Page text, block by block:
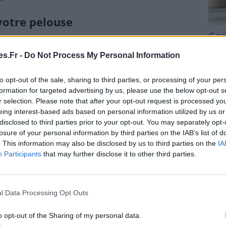
- Do Not Process My Personal Information
opt-out of the sale, sharing to third parties, or processing of your
for targeted advertising by us, please use the below opt-out
selection. Please note that after your opt-out request is processed
interest-based ads based on personal information utilized by us
to third parties prior to your opt-out. You may separately
of your personal information by third parties on the IAB’s list of
This information may also be disclosed by us to third parties on the
Participants that may further disclose it to other third parties.
Data Processing Opt Outs
opt-out of the Sharing of my personal data.
pelouse
trop courte pour éviter le développement de
de maladies fongiques. Apprenez à arroser
l’arrosage matinal.
les parasites
naturels tels que les oiseaux, qui se régaleront
Tri
du